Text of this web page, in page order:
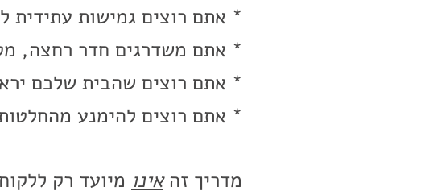
* אתם רוצים גמישות עתידית
* אתם משדרגים חדר רחצה,
* אתם רוצים שהבית שלכם
* אתם רוצים להימנע
מדריך זהאינו מיועד רק